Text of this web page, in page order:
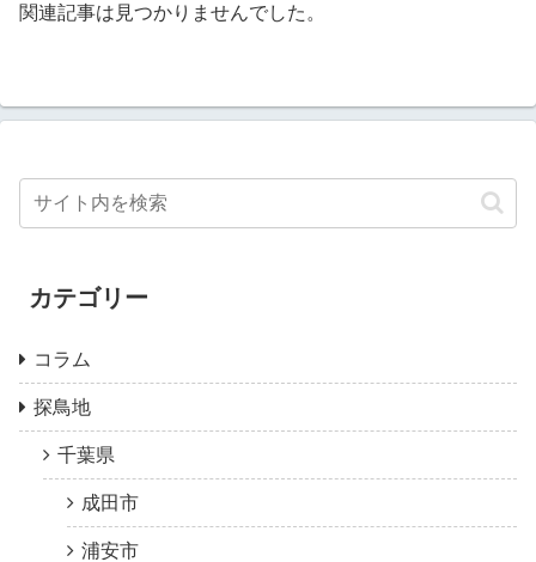
関連記事は見つかりませんでした。
カテゴリー
コラム
探鳥地
千葉県
成田市
浦安市